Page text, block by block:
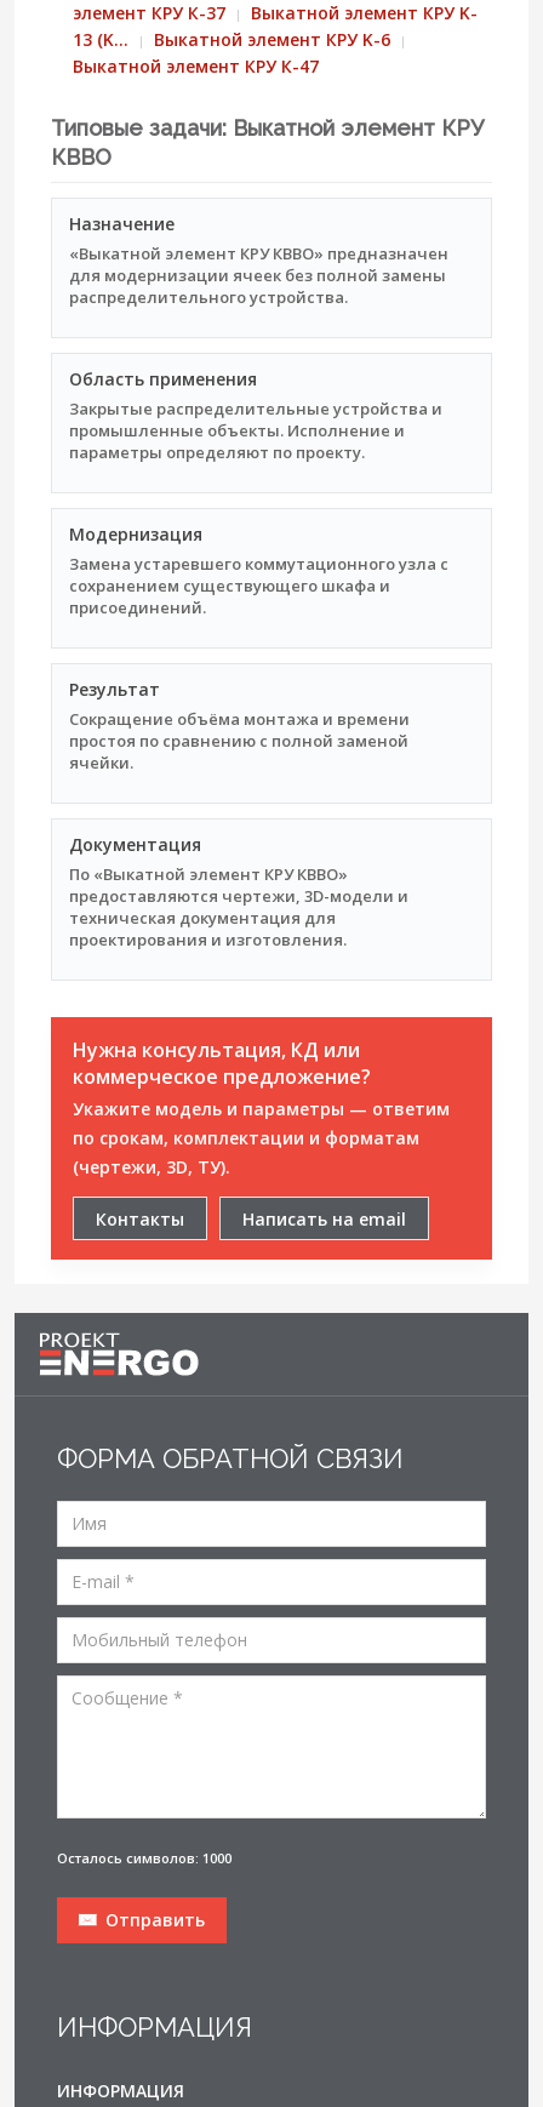
элемент КРУ К-37
Выкатной элемент КРУ K-
13 (K…
Выкатной элемент КРУ K-6
Выкатной элемент КРУ К-47
Типовые задачи: Выкатной элемент КРУ
КВВО
Назначение
«Выкатной элемент КРУ КВВО» предназначен
для модернизации ячеек без полной замены
распределительного устройства.
Область применения
Закрытые распределительные устройства и
промышленные объекты. Исполнение и
параметры определяют по проекту.
Модернизация
Замена устаревшего коммутационного узла с
сохранением существующего шкафа и
присоединений.
Результат
Сокращение объёма монтажа и времени
простоя по сравнению с полной заменой
ячейки.
Документация
По «Выкатной элемент КРУ КВВО»
предоставляются чертежи, 3D-модели и
техническая документация для
проектирования и изготовления.
Нужна консультация, КД или
коммерческое предложение?
Укажите модель и параметры — ответим
по срокам, комплектации и форматам
(чертежи, 3D, ТУ).
Контакты Написать на email
ФОРМА ОБРАТНОЙ СВЯЗИ
Осталось символов: 1000
Отправить
ИНФОРМАЦИЯ
ИНФОРМАЦИЯ